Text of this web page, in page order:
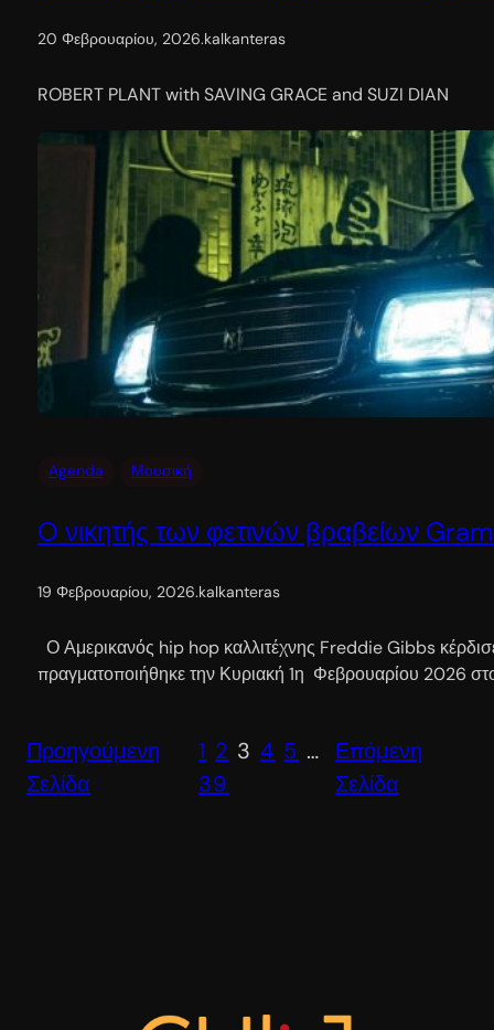
20 Φεβρουαρίου, 2026.kalkanteras
ROBERT PLANT with SAVING GRACE and SUZI DIAN
Agenda Μουσική
Ο νικητής των φετινών βραβείων
19 Φεβρουαρίου, 2026.kalkanteras
Ο Αμερικανός hip hop καλλιτέχνης Freddie Gibbs
πραγματοποιήθηκε την Κυριακή 1η Φεβρουαρίου 2026
Προηγούμενη
Σελίδα
1 2 3 4 5 …
39
Επόμενη
Σελίδα